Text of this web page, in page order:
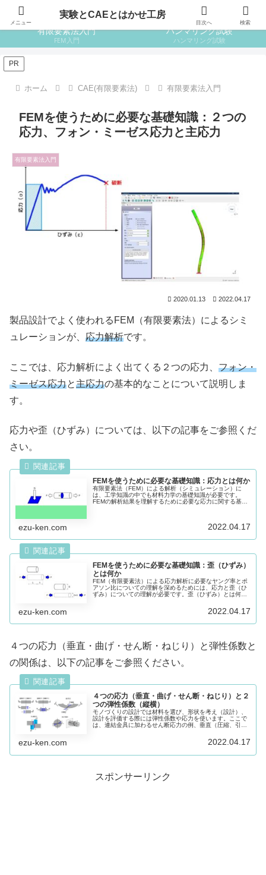
はじめての設計
はじめての金属材料
有限要素法入門
FEM入門
ハンマリング試験
ハンマリング試験
PR
ホーム CAE(有限要素法) 有限要素法入門
FEMを使うために必要な基礎知識：２つの
応力、フォン・ミーゼス応力と主応力
有限要素法入門
2020.01.13 2022.04.17
製品設計でよく使われるFEM（有限要素法）によるシミ
ュレーションが、 応力解析です。
ここでは、応力解析によく出てくる２つの応力、 フォン・
ミーゼス応力と主応力の基本的なことについて説明しま
す。
応力や歪（ひずみ）については、以下の記事をご参照くだ
さい。
FEMを使うために必要な基礎知識：応力とは何か
有限要素法（FEM）による解析（シミュレーション）に
は、工学知識の中でも材料力学の基礎知識が必要です。
FEMの解析結果を理解するために必要な応力に関する基本
ezu-ken.com 2022.04.17
FEMを使うために必要な基礎知識：歪（ひずみ）
とは何か
FEM（有限要素法）による応力解析に必要なヤング率とポ
アソン比についての理解を深めるためには、応力と歪（ひ
ずみ）についての理解が必要です。歪（ひずみ）とは何
ezu-ken.com 2022.04.17
４つの応力（垂直・曲げ・せん断・ねじり）と弾性係数と
の関係は、以下の記事をご参照ください。
４つの応力（垂直・曲げ・せん断・ねじり）と２
つの弾性係数（縦横）
モノづくりの設計では材料を選び、形状を考え（設計）、
設計を評価する際には弾性係数や応力を使います。ここで
は、連結金具に加わるせん断応力の例、垂直（圧縮、引
ezu-ken.com 2022.04.17
スポンサーリンク
メニュー
実験とCAEとはかせ工房
目次へ 検索